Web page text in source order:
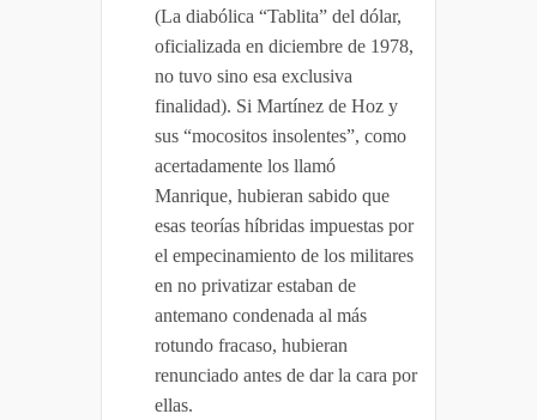
(La diabólica “Tablita” del dólar,
oficializada en diciembre de 1978,
no tuvo sino esa exclusiva
finalidad). Si Martínez de Hoz y
sus “mocositos insolentes”, como
acertadamente los llamó
Manrique, hubieran sabido que
esas teorías híbridas impuestas por
el empecinamiento de los militares
en no privatizar estaban de
antemano condenada al más
rotundo fracaso, hubieran
renunciado antes de dar la cara por
ellas.